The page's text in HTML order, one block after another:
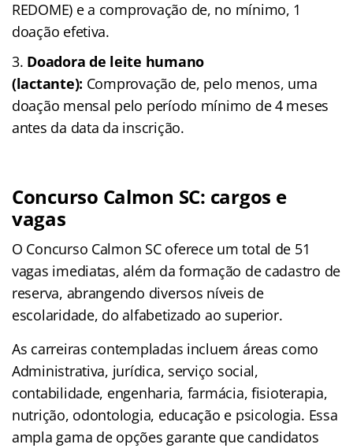
REDOME) e a comprovação de, no mínimo, 1
doação efetiva.
Doadora de leite humano
(lactante): Comprovação de, pelo menos, uma
doação mensal pelo período mínimo de 4 meses
antes da data da inscrição.
Concurso Calmon SC: cargos e
vagas
O Concurso Calmon SC oferece um total de 51
vagas imediatas, além da formação de cadastro de
reserva, abrangendo diversos níveis de
escolaridade, do alfabetizado ao superior.
As carreiras contempladas incluem áreas como
Administrativa, jurídica, serviço social,
contabilidade, engenharia, farmácia, fisioterapia,
nutrição, odontologia, educação e psicologia. Essa
ampla gama de opções garante que candidatos